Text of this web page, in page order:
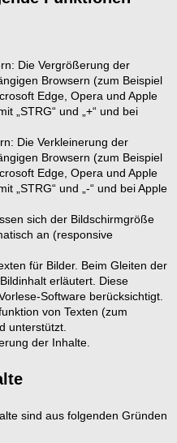
Die Vergrößerung der
Browsern (zum Beispiel
Edge, Opera und Apple
„STRG“ und „+“ und bei
Die Verkleinerung der
Browsern (zum Beispiel
Edge, Opera und Apple
„STRG“ und „-“ und bei Apple
sich der Bildschirmgröße
an (responsive
für Bilder. Beim Gleiten der
erläutert. Diese
Software berücksichtigt.
von Texten (zum
unterstützt.
der Inhalte.
sind aus folgenden Gründen